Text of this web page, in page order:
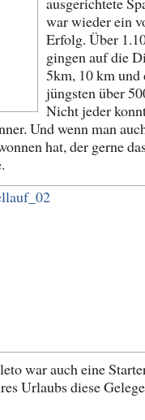
war wieder ein
Erfolg. Über
gingen auf die
5km, 10 km und
jüngsten über
Nicht jeder
Und wenn man
hat, der gerne
war auch eine
Urlaubs diese